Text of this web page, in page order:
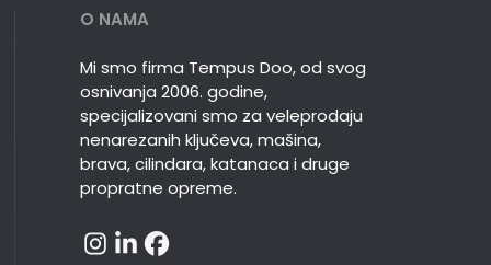
O NAMA
Mi smo firma Tempus Doo, od svog
osnivanja 2006. godine,
specijalizovani smo za veleprodaju
nenarezanih ključeva, mašina,
brava, cilindara, katanaca i druge
propratne opreme.